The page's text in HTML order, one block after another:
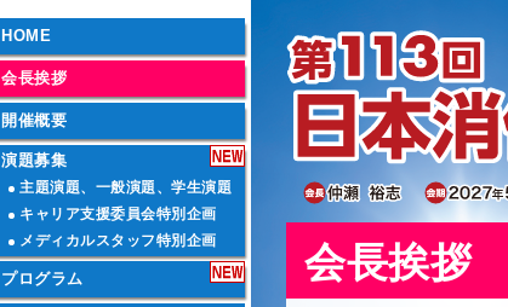
HOME
会長挨拶
開催概要
演題募集
主題演題、一般演題、 学生演題
キャリア支援委員会特別企画
メディカルスタッフ特別企画
プログラム 会長挨拶